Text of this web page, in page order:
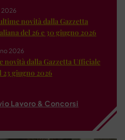
2026
novità dalla Gazzetta
del 26 e 30 giugno 2026
2026
novità dalla Gazzetta Ufficiale
giugno 2026
Lavoro & Concorsi